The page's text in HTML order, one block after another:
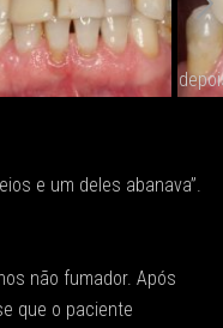
e um deles abanava”.
não fumador. Após
que o paciente